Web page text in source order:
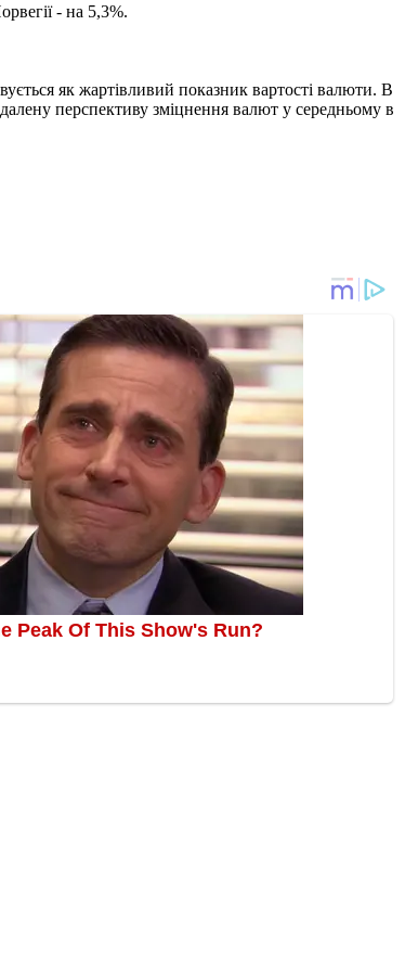
- на 5,3%.
як жартівливий показник вартості валюти. В
перспективу зміцнення валют у середньому в